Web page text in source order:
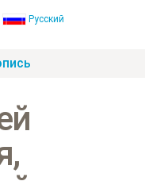
Русский